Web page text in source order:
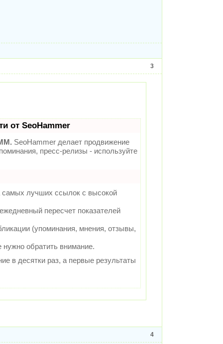
3
от SeoHammer
SeoHammer делает продвижение
пресс-релизы - используйте
самых лучших ссылок с высокой
пересчет показателей
(упоминания, мнения, отзывы,
обратить внимание.
в десятки раз, а первые результаты
4